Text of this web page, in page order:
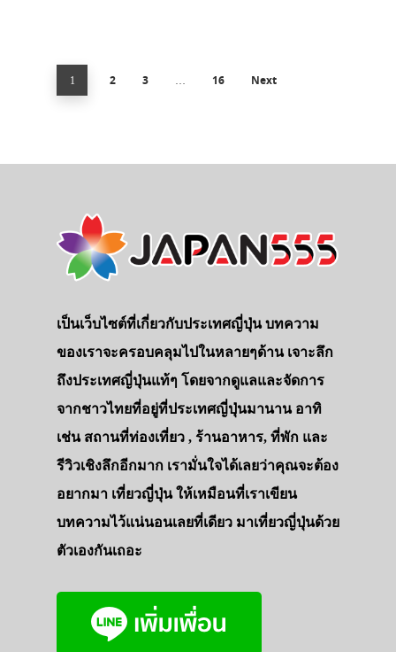
1 2 3 … 16 Next
เป็นเว็บไซต์ที่เกี่ยวกับประเทศญี่ปุ่น บทความ
ของเราจะครอบคลุมไปในหลายๆด้าน เจาะลึก
ถึงประเทศญี่ปุ่นแท้ๆ โดยจากดูแลและจัดการ
จากชาวไทยที่อยู่ที่ประเทศญี่ปุ่นมานาน อาทิ
เช่น สถานที่ท่องเที่ยว , ร้านอาหาร, ที่พัก และ
รีวิวเชิงลึกอีกมาก เรามั่นใจได้เลยว่าคุณจะต้อง
อยากมา เที่ยวญี่ปุ่น ให้เหมือนที่เราเขียน
บทความไว้แน่นอนเลยที่เดียว มาเที่ยวญี่ปุ่นด้วย
ตัวเองกันเถอะ